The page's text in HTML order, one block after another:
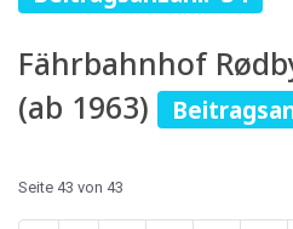
Fährbahnhof
(ab 1963)
Seite 43 von 43